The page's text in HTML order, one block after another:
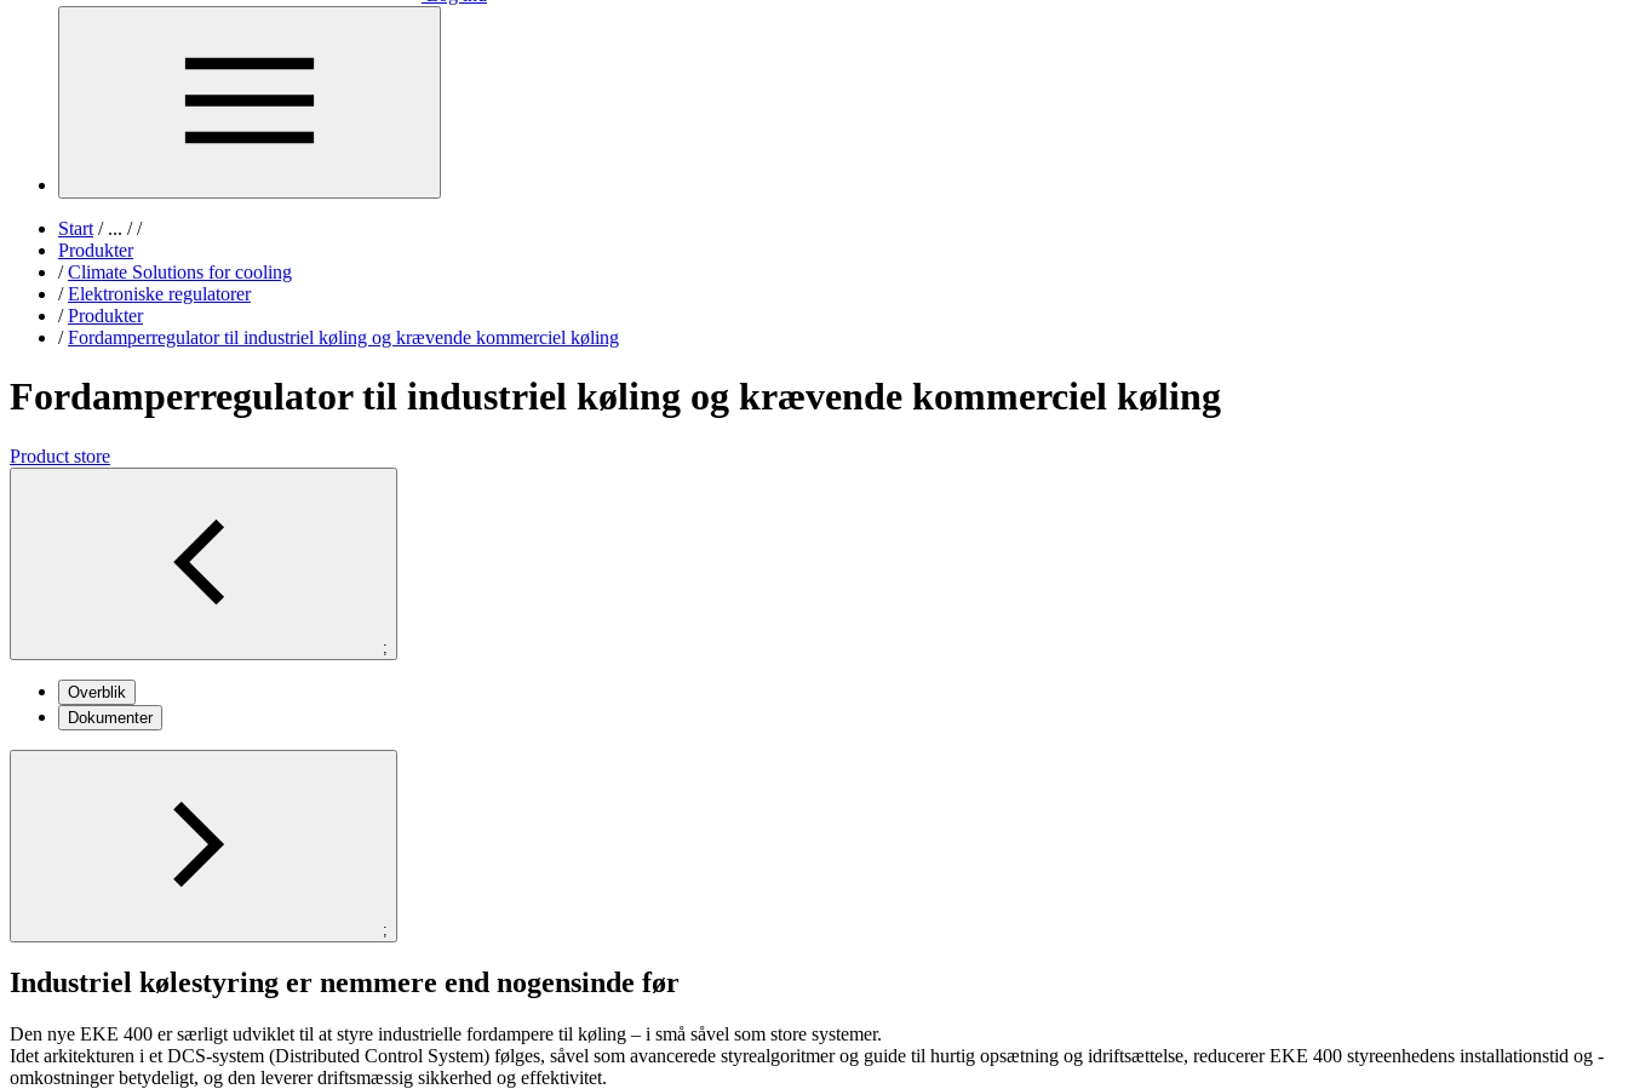
Start /... / /
Produkter
/ Climate Solutions for cooling
/ Elektroniske regulatorer
/ Produkter
/ Fordamperregulator til industriel køling og krævende kommerciel køling
Fordamperregulator til industriel køling og krævende kommerciel køling
Product store
;
Overblik
Dokumenter
;
Industriel kølestyring er nemmere end nogensinde før
Den nye EKE 400 er særligt udviklet til at styre industrielle fordampere til køling – i små såvel som store systemer.
Idet arkitekturen i et DCS-system (Distributed Control System) følges, såvel som avancerede styrealgoritmer og guide til hurtig opsætning og idriftsættelse, reducerer EKE 400 styreenhedens installationstid og -
omkostninger betydeligt, og den leverer driftsmæssig sikkerhed og effektivitet.